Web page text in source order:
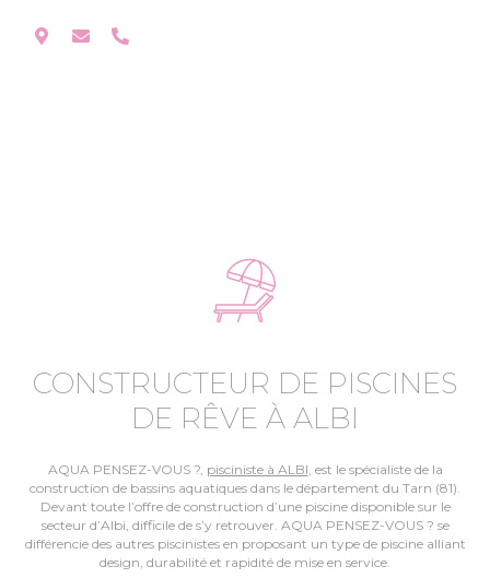
CONSTRUCTEUR DE PISCINES
DE RÊVE À ALBI
AQUA PENSEZ-VOUS ?, pisciniste à ALBI , est le spécialiste de la
construction de bassins aquatiques dans le département du Tarn (81).
Devant toute l’offre de construction d’une piscine disponible sur le
secteur d’Albi, difficile de s’y retrouver. AQUA PENSEZ-VOUS ? se
différencie des autres piscinistes en proposant un type de piscine alliant
design, durabilité et rapidité de mise en service.